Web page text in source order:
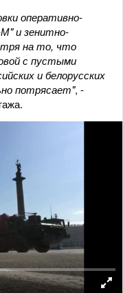
оперативно-
и зенитно-
на то, что
с пустыми
и белорусских
потрясает", -